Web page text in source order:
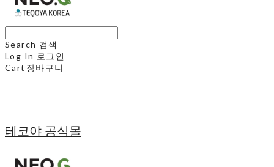
Search 검색
Log In 로그인
Cart 장바구니
테코야 공식몰